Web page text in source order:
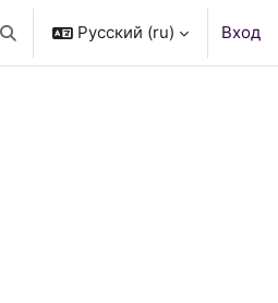
Изменить данные поисковой
Русский ‎(ru)‎ Вход